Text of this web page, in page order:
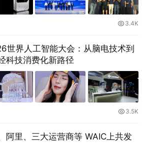
3.4K
世界人工智能大会：从脑电技术到
科技消费化新路径
3.5K
阿里、三大运营商等 WAIC上共发